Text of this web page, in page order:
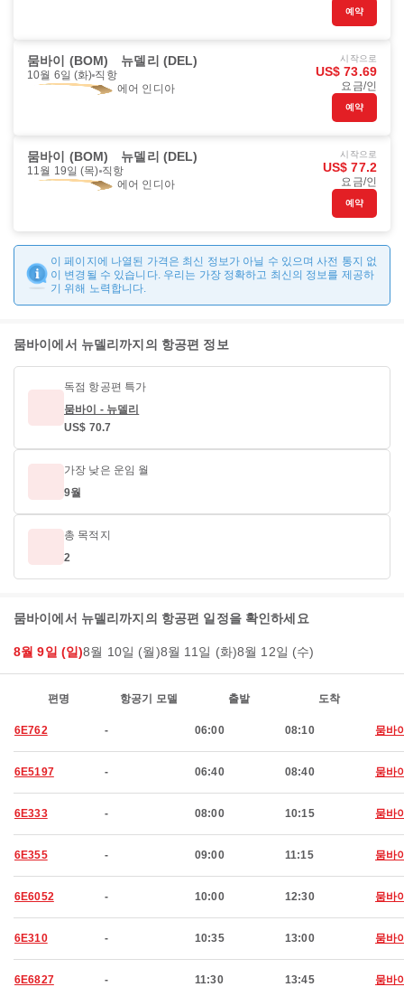
예약
뭄바이 (BOM) 뉴델리 (DEL)
10월 6일 (화) 직항
에어 인디아
시작으로
US$ 73.69
요금/인
예약
뭄바이 (BOM) 뉴델리 (DEL)
11월 19일 (목) 직항
에어 인디아
시작으로
US$ 77.2
요금/인
예약
이 페이지에 나열된 가격은 최신 정보가 아닐 수 있으며 사전 통지 없
이 변경될 수 있습니다. 우리는 가장 정확하고 최신의 정보를 제공하
기 위해 노력합니다.
뭄바이에서 뉴델리까지의 항공편 정보
독점 항공편 특가
뭄바이 - 뉴델리
US$ 70.7
가장 낮은 운임 월
9월
총 목적지
2
뭄바이에서 뉴델리까지의 항공편 일정을 확인하세요
8월 9일 (일)8월 10일 (월)8월 11일 (화)8월 12일 (수)
편명 항공기 모델 출발 도착
6E762 - 06:00 08:10 뭄바
6E5197 - 06:40 08:40 뭄바
6E333 - 08:00 10:15 뭄바
6E355 - 09:00 11:15 뭄바
6E6052 - 10:00 12:30 뭄바
6E310 - 10:35 13:00 뭄바
6E6827 - 11:30 13:45 뭄바